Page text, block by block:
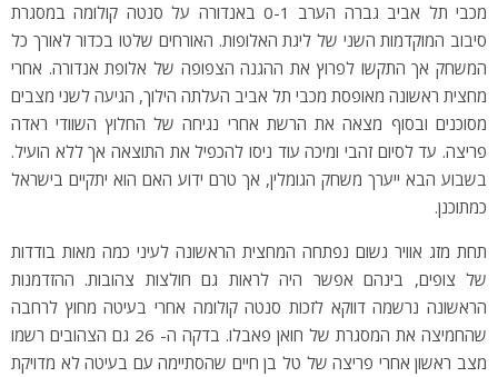
מכבי תל אביב גברה הערב 0-1 באנדורה על סנטה קולומה במסגרת
סיבוב המוקדמות השני של ליגת האלופות. האורחים שלטו בכדור לאורך כל
המשחק אך התקשו לפרוץ את ההגנה הצפופה של אלופת אנדורה. אחרי
מחצית ראשונה מאופסת מכבי תל אביב העלתה הילוך, הגיעה לשני מצבים
מסוכנים ובסוף מצאה את הרשת אחרי נגיחה של החלוץ השוודי ראדה
פריצה. עד לסיום זהבי ומיכה עוד ניסו להכפיל את התוצאה אך ללא הועיל.
בשבוע הבא ייערך משחק הגומלין, אך טרם ידוע האם הוא יתקיים בישראל
כמתוכנן.
תחת מזג אוויר גשום נפתחה המחצית הראשונה לעיני כמה מאות בודדות
של צופים, בינהם אפשר היה לראות גם חולצות צהובות. ההזדמנות
הראשונה נרשמה דווקא לזכות סנטה קולומה אחרי בעיטה מחוץ לרחבה
שהחמיצה את המסגרת של חואן פאבלו. בדקה ה- 26 גם הצהובים רשמו
מצב ראשון אחרי פריצה של טל בן חיים שהסתיימה עם בעיטה לא מדויקת